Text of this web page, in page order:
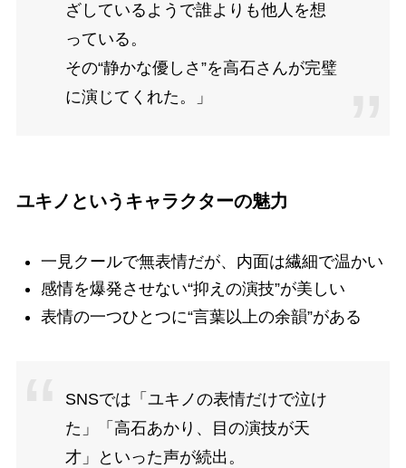
ざしているようで誰よりも他人を想
っている。
その“静かな優しさ”を高石さんが完璧
に演じてくれた。」
ユキノというキャラクターの魅力
一見クールで無表情だが、内面は繊細で温かい
感情を爆発させない“抑えの演技”が美しい
表情の一つひとつに“言葉以上の余韻”がある
SNSでは「ユキノの表情だけで泣け
た」「高石あかり、目の演技が天
才」といった声が続出。